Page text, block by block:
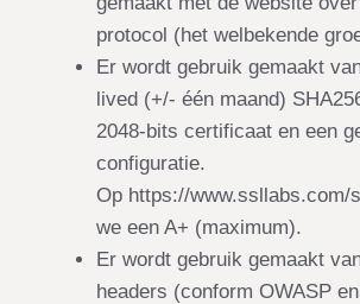
protocol (het welbekende
Er wordt gebruik gemaakt
lived (+/- één maand)
2048-bits certificaat en een
configuratie.
Op https://www.ssllabs.com/
we een A+ (maximum).
Er wordt gebruik gemaakt
headers (conform OWASP